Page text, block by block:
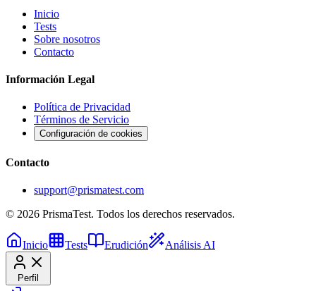
Inicio
Tests
Sobre nosotros
Contacto
Información Legal
Política de Privacidad
Términos de Servicio
Configuración de cookies
Contacto
support@prismatest.com
© 2026 PrismaTest. Todos los derechos reservados.
Inicio Tests Erudición Análisis AI
Perfil